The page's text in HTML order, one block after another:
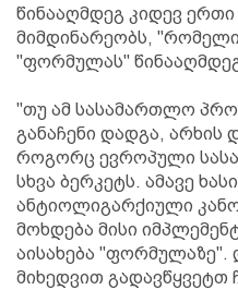
წინააღმდეგ კიდევ
მიმდინარეობს,
"ფორმულას"
"თუ ამ სასამართლო
განაჩენი დადგა, არხის
როგორც ევროპული
სხვა ბერკეტს. ამავე
ანტიოლიგარქიული
მოხდება მისი
აისახება
მიხედვით გადავწყვეტთ